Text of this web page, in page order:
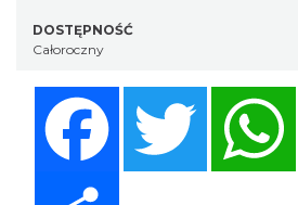
DOSTĘPNOŚĆ
Całoroczny
Twitter